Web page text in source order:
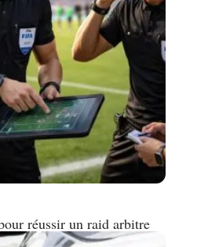
réussir un raid arbitre